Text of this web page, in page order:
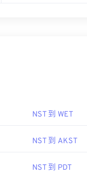
NST 到 WET
NST 到 AKST
NST 到 PDT